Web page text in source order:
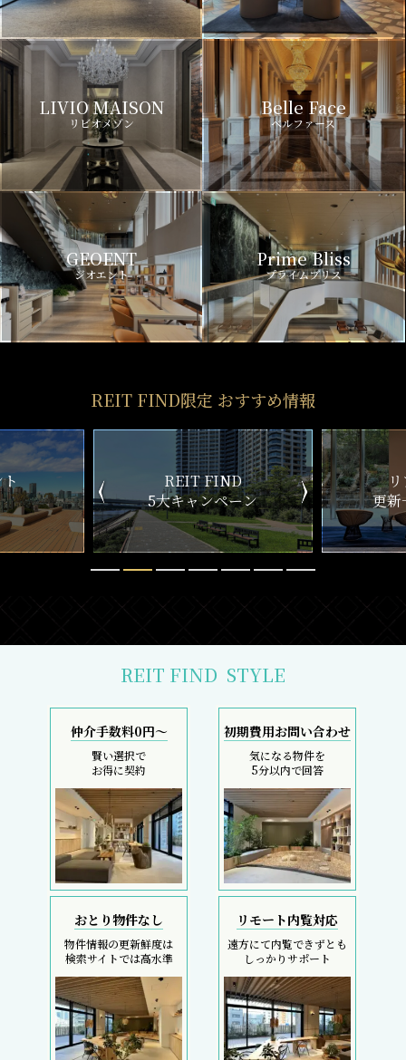
LIVIO MAISON
リビオメゾン
Belle Face
ベルファース
GEOENT
ジオエント
Prime Bliss
プライムブリス
REIT FIND限定 おすすめ情報
ン
リアルタイム
更新一覧チェック
新
REIT FIND STYLE
仲介手数料0円～
賢い選択で
お得に契約
初期費用お問い合わせ
気になる物件を
5分以内で回答
おとり物件なし
物件情報の更新鮮度は
検索サイトでは高水準
リモート内覧対応
遠方にて内覧できずとも
しっかりサポート